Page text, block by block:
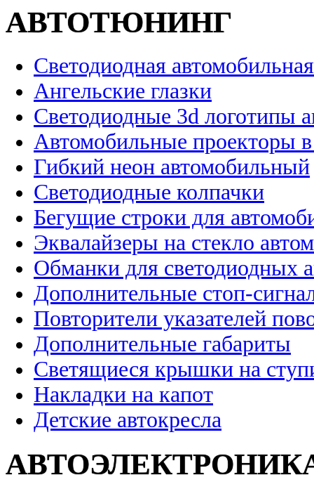
АВТОТЮНИНГ
Светодиодная
Ангельские глазки
Светодиодные 3d логотипы
Автомобильные проекторы
Гибкий неон автомобильный
Светодиодные колпачки
Бегущие строки для
Эквалайзеры на стекло
Обманки для светодиодных
Дополнительные стоп-
Повторители указателей
Дополнительные габариты
Светящиеся крышки на
Накладки на капот
Детские автокресла